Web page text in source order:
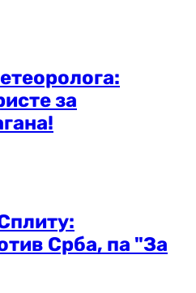
за
Срба, па "За